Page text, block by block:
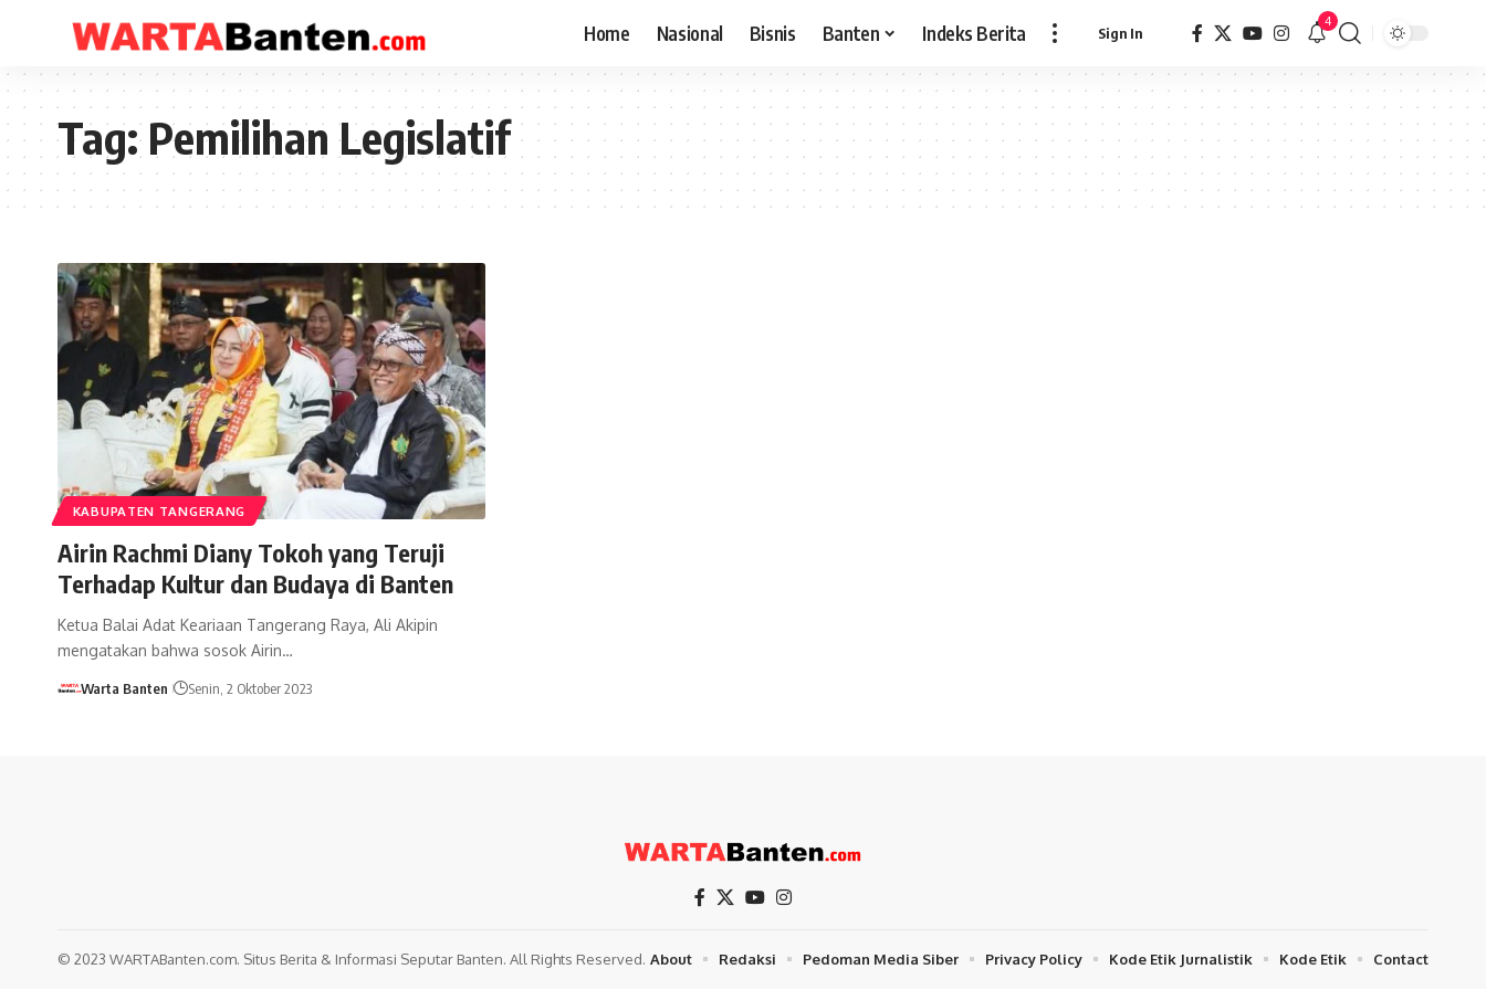
Home Nasional Bisnis Banten Indeks Berita Sign In
4
Tag:Pemilihan Legislatif
KABUPATEN TANGERANG
Airin Rachmi Diany Tokoh yang Teruji
Terhadap Kultur dan Budaya di Banten
Ketua Balai Adat Keariaan Tangerang Raya, Ali Akipin
mengatakan bahwa sosok Airin…
Warta Banten Senin, 2 Oktober 2023
© 2023 WARTABanten.com. Situs Berita & Informasi Seputar Banten. All Rights Reserved. About Redaksi Pedoman Media Siber Privacy Policy Kode Etik Jurnalistik Kode Etik Contact